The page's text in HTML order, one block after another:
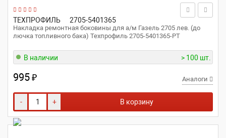
ТЕХПРОФИЛЬ 2705-5401365
Накладка ремонтная боковины для а/м Газель 2705 лев. (до
лючка топливного бака) Техпрофиль 2705-5401365-РТ
В наличии > 100 шт.
995₽ Аналоги
- + В корзину